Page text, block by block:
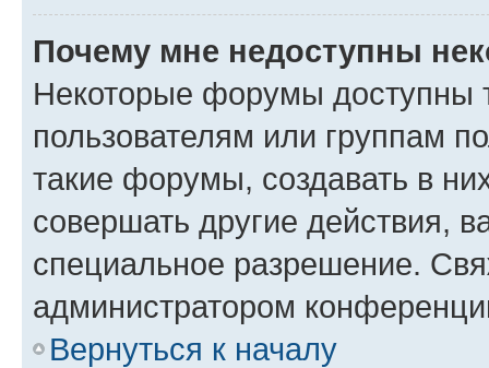
Почему мне недоступны
Некоторые форумы доступны
пользователям или группам
такие форумы, создавать в
совершать другие действия,
специальное разрешение.
администратором
Вернуться к началу